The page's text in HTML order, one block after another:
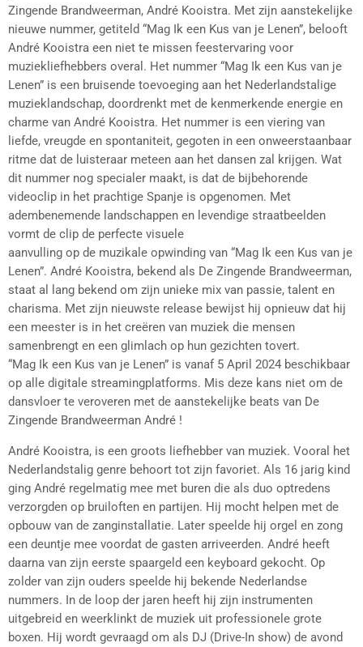
Zingende Brandweerman, André Kooistra. Met zijn aanstekelijke
nieuwe nummer, getiteld “Mag Ik een Kus van je Lenen”, belooft
André Kooistra een niet te missen feestervaring voor
muziekliefhebbers overal. Het nummer “Mag Ik een Kus van je
Lenen” is een bruisende toevoeging aan het Nederlandstalige
muzieklandschap, doordrenkt met de kenmerkende energie en
charme van André Kooistra. Het nummer is een viering van
liefde, vreugde en spontaniteit, gegoten in een onweerstaanbaar
ritme dat de luisteraar meteen aan het dansen zal krijgen. Wat
dit nummer nog specialer maakt, is dat de bijbehorende
videoclip in het prachtige Spanje is opgenomen. Met
adembenemende landschappen en levendige straatbeelden
vormt de clip de perfecte visuele
aanvulling op de muzikale opwinding van “Mag Ik een Kus van je
Lenen”. André Kooistra, bekend als De Zingende Brandweerman,
staat al lang bekend om zijn unieke mix van passie, talent en
charisma. Met zijn nieuwste release bewijst hij opnieuw dat hij
een meester is in het creëren van muziek die mensen
samenbrengt en een glimlach op hun gezichten tovert.
“Mag Ik een Kus van je Lenen” is vanaf 5 April 2024 beschikbaar
op alle digitale streamingplatforms. Mis deze kans niet om de
dansvloer te veroveren met de aanstekelijke beats van De
Zingende Brandweerman André !
André Kooistra, is een groots liefhebber van muziek. Vooral het
Nederlandstalig genre behoort tot zijn favoriet. Als 16 jarig kind
ging André regelmatig mee met buren die als duo optredens
verzorgden op bruiloften en partijen. Hij mocht helpen met de
opbouw van de zanginstallatie. Later speelde hij orgel en zong
een deuntje mee voordat de gasten arriveerden. André heeft
daarna van zijn eerste spaargeld een keyboard gekocht. Op
zolder van zijn ouders speelde hij bekende Nederlandse
nummers. In de loop der jaren heeft hij zijn instrumenten
uitgebreid en weerklinkt de muziek uit professionele grote
boxen. Hij wordt gevraagd om als DJ (Drive-In show) de avond